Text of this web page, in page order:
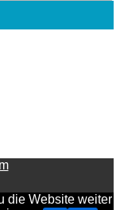
die Website weiter